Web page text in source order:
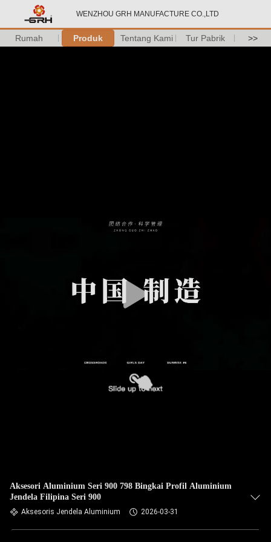
WENZHOU GRH MANUFACTURE CO.,LTD
Rumah Produk Tentang Kami Tur Pabrik >>
Aksesori Aluminium Seri 900 798 Bingkai Profil Aluminium
Jendela Filipina Seri 900
Aksesoris Jendela Aluminium 2026-03-31